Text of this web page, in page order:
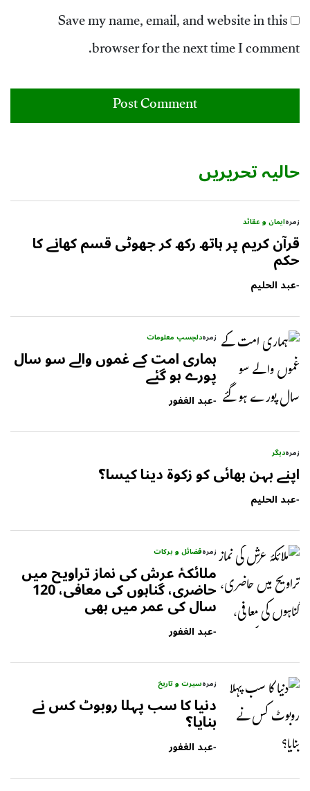
Save my name, email, and website in this
browser for the next time I comment.
حالیہ تحریریں
زمرہایمان و عقائد
قرآن کریم پر ہاتھ رکھ کر جھوٹی قسم کھانے کا
حکم
-عبد الحلیم
زمرہدلچسپ معلومات
ہماری امت کے غموں والے سو سال
پورے ہو گئے
-عبد الغفور
زمرہدیگر
اپنے بہن بھائی کو زکوۃ دینا کیسا؟
-عبد الحلیم
زمرہفضائل و برکات
ملائکۂ عرش کی نماز تراویح میں
حاضری، گناہوں کی معافی، 120
سال کی عمر میں بھی
-عبد الغفور
زمرہسیرت و تاریخ
دنیا کا سب پہلا روبوٹ کس نے
بنایا؟
-عبد الغفور